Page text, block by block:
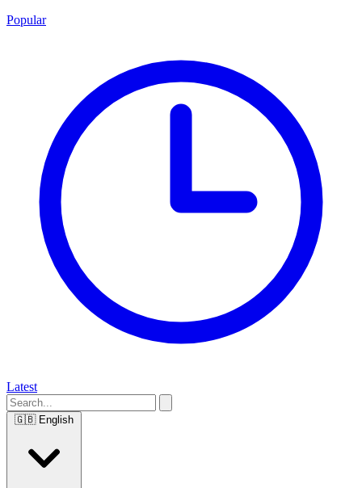
Popular
Latest
🇬🇧 English